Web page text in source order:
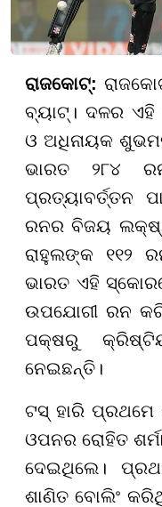
ରାଜକୋଟ୍:
ବ୍ୟାଟ୍। ଦଳର ଏହି
ଓ ଅଧିନାୟକ
ଭାରତ ୨୮୪
ପ୍ରତ୍ୟାବର୍ତ୍ତନ
ରନର ବିଜୟ
ରାହୁଲଙ୍କ ୧୧୨
ଭାରତ ଏହି
ଉପଯୋଗୀ ରନ
ପକ୍ଷରୁ
ନେଇଛନ୍ତି।
ଟସ୍ ହାରି ପ୍ରଥମେ
ଓପନର ରୋହିତ
ଦେଇଥିଲେ।
ଶାଣିତ ବୋଲିଂ